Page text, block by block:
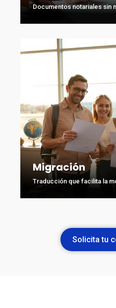
Documentos notariales sin
Migración
Traducción que facilita la
Solicita tu